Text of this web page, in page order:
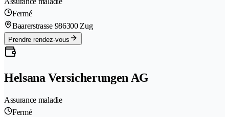
Fermé
Baarerstrasse 986300 Zug
Prendre rendez-vous
Helsana Versicherungen AG
Assurance maladie
Fermé